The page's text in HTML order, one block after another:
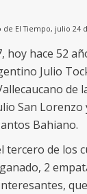
El Tiempo, julio 24
hoy hace 52
Julio
de
San Lorenzo
Bahiano.
tercero de los
2